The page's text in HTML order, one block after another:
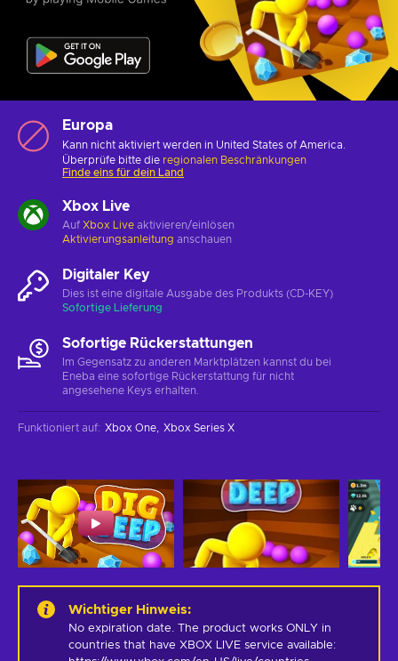
Europa
Kann nicht aktiviert werden in United States of America.
Überprüfe bitte die regionalen Beschränkungen
Finde eins für dein Land
Xbox Live
Auf Xbox Live aktivieren/einlösen
Aktivierungsanleitung anschauen
Digitaler Key
Dies ist eine digitale Ausgabe des Produkts (CD-KEY)
Sofortige Lieferung
Sofortige Rückerstattungen
Im Gegensatz zu anderen Marktplätzen kannst du bei
Eneba eine sofortige Rückerstattung für nicht
angesehene Keys erhalten.
Funktioniert auf: Xbox One Xbox Series X
Wichtiger Hinweis:
No expiration date. The product works ONLY in
countries that have XBOX LIVE service available: